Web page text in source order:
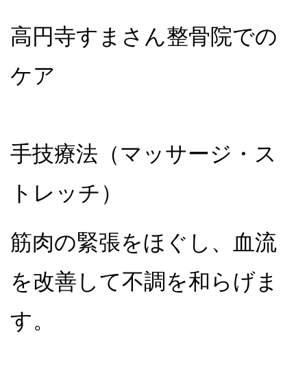
高円寺すまさん整骨院での
ケア
手技療法（マッサージ・ス
トレッチ）
筋肉の緊張をほぐし、血流
を改善して不調を和らげま
す。